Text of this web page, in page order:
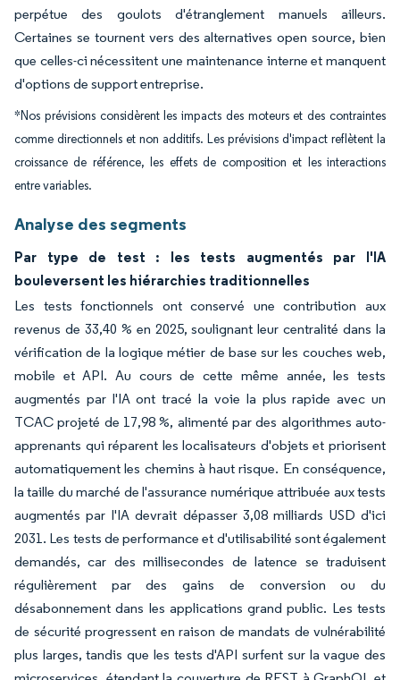
perpétue des goulots d'étranglement manuels ailleurs.
Certaines se tournent vers des alternatives open source, bien
que celles-ci nécessitent une maintenance interne et manquent
d'options de support entreprise.
*Nos prévisions considèrent les impacts des moteurs et des contraintes
comme directionnels et non additifs. Les prévisions d'impact reflètent la
croissance de référence, les effets de composition et les interactions
entre variables.
Analyse des segments
Par type de test : les tests augmentés par l'IA
bouleversent les hiérarchies traditionnelles
Les tests fonctionnels ont conservé une contribution aux
revenus de 33,40 % en 2025, soulignant leur centralité dans la
vérification de la logique métier de base sur les couches web,
mobile et API. Au cours de cette même année, les tests
augmentés par l'IA ont tracé la voie la plus rapide avec un
TCAC projeté de 17,98 %, alimenté par des algorithmes auto-
apprenants qui réparent les localisateurs d'objets et priorisent
automatiquement les chemins à haut risque. En conséquence,
la taille du marché de l'assurance numérique attribuée aux tests
augmentés par l'IA devrait dépasser 3,08 milliards USD d'ici
2031. Les tests de performance et d'utilisabilité sont également
demandés, car des millisecondes de latence se traduisent
régulièrement par des gains de conversion ou du
désabonnement dans les applications grand public. Les tests
de sécurité progressent en raison de mandats de vulnérabilité
plus larges, tandis que les tests d'API surfent sur la vague des